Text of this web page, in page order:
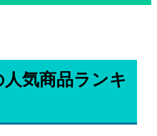
気商品ランキ